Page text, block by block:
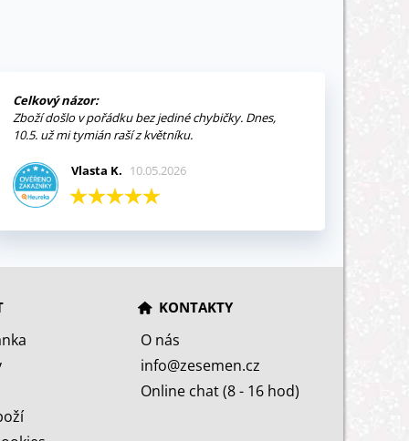
Celkový názor:
Zboží došlo v pořádku bez jediné chybičky. Dnes,
10.5. už mi tymián raší z květníku.
Vlasta K. 10.05.2026
KONTAKTY
O nás
info@zesemen.cz
Online chat (8 - 16 hod)